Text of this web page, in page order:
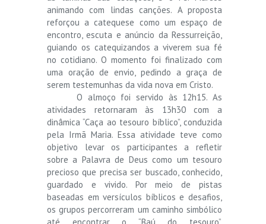
animando com lindas canções. A proposta
reforçou a catequese como um espaço de
encontro, escuta e anúncio da Ressurreição,
guiando os catequizandos a viverem sua fé
no cotidiano. O momento foi finalizado com
uma oração de envio, pedindo a graça de
serem testemunhas da vida nova em Cristo.
O almoço foi servido às 12h15. As
atividades retornaram às 13h30 com a
dinâmica “Caça ao tesouro bíblico”, conduzida
pela Irmã Maria. Essa atividade teve como
objetivo levar os participantes a refletir
sobre a Palavra de Deus como um tesouro
precioso que precisa ser buscado, conhecido,
guardado e vivido. Por meio de pistas
baseadas em versículos bíblicos e desafios,
os grupos percorreram um caminho simbólico